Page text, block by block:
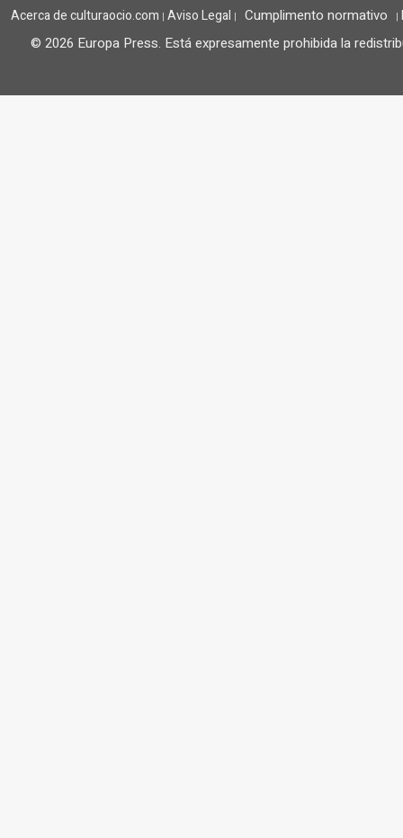
Acerca de culturaocio.com | Aviso Legal | Cumplimento normativo |
© 2026 Europa Press. Está expresamente prohibida la